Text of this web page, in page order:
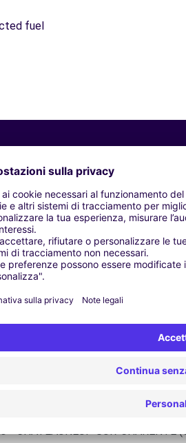
fuel
MARITIME - SAINTES (O)
- SAINTES LES GONDS (C)
(C)
(C)
- JARNAC (C)
- CHATEAUNEUF-SUR-CHARENTE